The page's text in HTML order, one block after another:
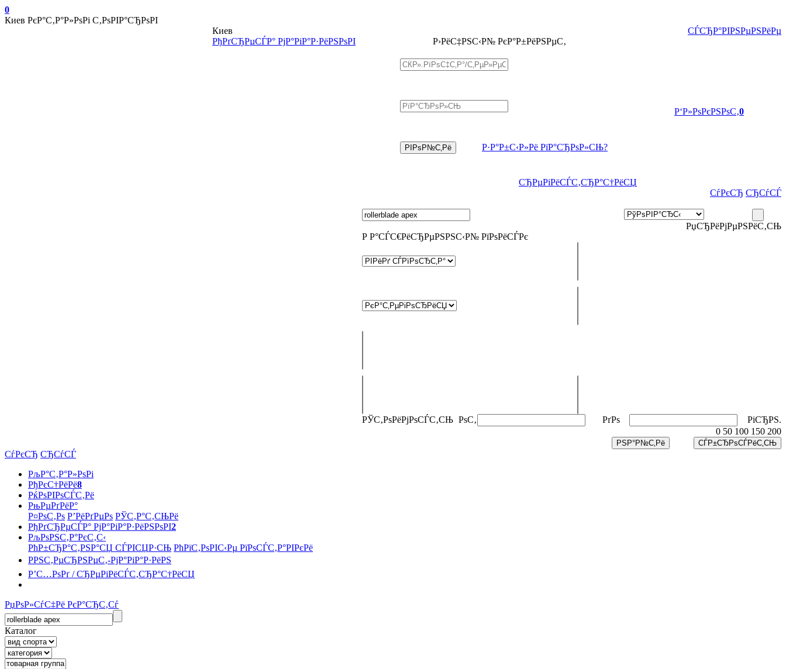
0
Киев РєР°С‚Р°Р»РѕРі С‚РѕРІР°СЂРѕРІ
Киев
РђРґСЂРµСЃР° РјР°РіР°Р·РёРЅРѕРІ
СЃСЂР°РІРЅРµРЅРёРµ
Р›РёС‡РЅС‹Р№ РєР°Р±РёРЅРµС‚
Р·Р°Р±С‹Р»Рё РїР°СЂРѕР»СЊ?
СЂРµРіРёСЃС‚СЂР°С†РёСЏ
Р‘Р»РѕРєРЅРѕС‚0
СѓРєСЂ СЂСѓСЃ
РџСЂРёРјРµРЅРёС‚СЊ
Р Р°СЃС€РёСЂРµРЅРЅС‹Р№ РїРѕРёСЃРє
РЎС‚РѕРёРјРѕСЃС‚СЊ РѕС‚ РґРѕ
РіСЂРЅ.
0 50 100 150 200
СѓРєСЂ СЂСѓСЃ
РљР°С‚Р°Р»РѕРі
РђРєС†РёРё8
РќРѕРІРѕСЃС‚Рё
РњРµРґРёР°
Р¤РѕС‚Рѕ Р’РёРґРµРѕ РЎС‚Р°С‚СЊРё
РђРґСЂРµСЃР° РјР°РіР°Р·РёРЅРѕРІ2
РљРѕРЅС‚Р°РєС‚С‹
РћР±СЂР°С‚РЅР°СЏ СЃРІСЏР·СЊ РћРїС‚РѕРІС‹Рµ РїРѕСЃС‚Р°РІРєРё
РРЅС‚РµСЂРЅРµС‚-РјР°РіР°Р·РёРЅ
Р’С…РѕРґ / СЂРµРіРёСЃС‚СЂР°С†РёСЏ
РџРѕР»СѓС‡Рё РєР°СЂС‚Сѓ
Каталог